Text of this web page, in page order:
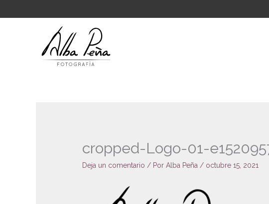
al
cropped-Logo-01-
Deja un comentario / PorAlba Peña / octubre 15, 2021